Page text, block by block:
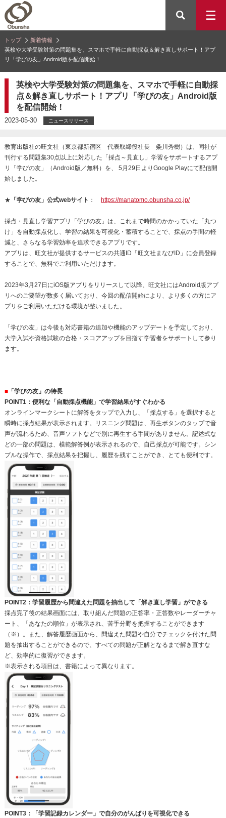
トップ
新着情報
英検や大学受験対策の問題集を、スマホで手軽に自動採点＆解き直しサポート！アプ
リ「学びの友」Android版を配信開始！
英検や大学受験対策の問題集を、スマホで手軽に自動採
点＆解き直しサポート！アプリ「学びの友」Android版
を配信開始！
2023-05-30 ニュースリリース
教育出版社の旺文社（東京都新宿区 代表取締役社長 粂川秀樹）は、同社が
刊行する問題集30点以上に対応した「採点～見直し」学習をサポートするアプ
リ「学びの友」（Android版／無料）を、 5月29日よりGoogle Playにて配信開
始しました。
★ 「学びの友」公式webサイト ： https://manatomo.obunsha.co.jp/
採点・見直し学習アプリ「学びの友」は、これまで時間のかかっていた「丸つ
け」を自動採点化し、学習の結果を可視化・蓄積することで、採点の手間の軽
減と、さらなる学習効率を追求できるアプリです。
アプリは、旺文社が提供するサービスの共通ID「旺文社まなびID」に会員登録
することで、無料でご利用いただけます。
2023年3月27日にiOS版アプリをリリースして以降、旺文社にはAndroid版アプ
リへのご要望が数多く届いており、今回の配信開始により、より多くの方にア
プリをご利用いただける環境が整いました。
「学びの友」は今後も対応書籍の追加や機能のアップデートを予定しており、
大学入試や資格試験の合格・スコアアップを目指す学習者をサポートして参り
ます。
■「学びの友」の特長
POINT1：便利な「自動採点機能」で学習結果がすぐわかる
オンラインマークシートに解答をタップで入力し、「採点する」を選択すると
瞬時に採点結果が表示されます。リスニング問題は、再生ボタンのタップで音
声が流れるため、音声ソフトなどで別に再生する手間がありません。記述式な
どの一部の問題は、模範解答例が表示されるので、自己採点が可能です。シン
プルな操作で、採点結果を把握し、履歴を残すことができ、とても便利です。
POINT2：学習履歴から間違えた問題を抽出して「解き直し学習」ができる
採点完了後の結果画面には、取り組んだ問題の正答率・正答数やレーダーチャ
ート、「あなたの順位」が表示され、苦手分野を把握することができます
（※）。また、解答履歴画面から、間違えた問題や自分でチェックを付けた問
題を抽出することができるので、すべての問題が正解となるまで解き直すな
ど、効率的に復習ができます。
※表示される項目は、書籍によって異なります。
POINT3：「学習記録カレンダー」で自分のがんばりを可視化できる